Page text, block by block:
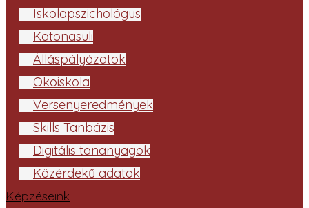
Iskolapszichológus
Katonasuli
Álláspályázatok
Ökoiskola
Versenyeredmények
Skills Tanbázis
Digitális tananyagok
Közérdekű adatok
Képzéseink